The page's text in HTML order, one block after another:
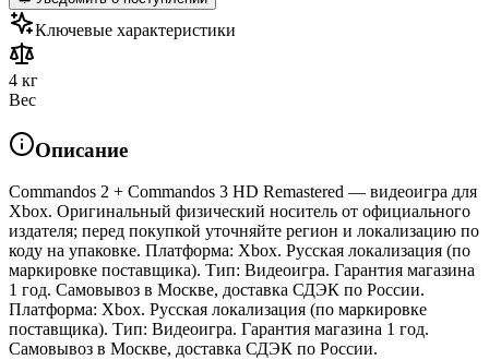
Ключевые характеристики
4 кг
Вес
Описание
Commandos 2 + Commandos 3 HD Remastered — видеоигра для
Xbox. Оригинальный физический носитель от официального
издателя; перед покупкой уточняйте регион и локализацию по
коду на упаковке. Платформа: Xbox. Русская локализация (по
маркировке поставщика). Тип: Видеоигра. Гарантия магазина
1 год. Самовывоз в Москве, доставка СДЭК по России.
Платформа: Xbox. Русская локализация (по маркировке
поставщика). Тип: Видеоигра. Гарантия магазина 1 год.
Самовывоз в Москве, доставка СДЭК по России.